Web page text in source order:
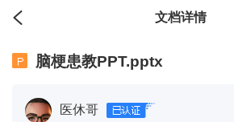
文档详情
脑梗患教PPT.pptx
医休哥